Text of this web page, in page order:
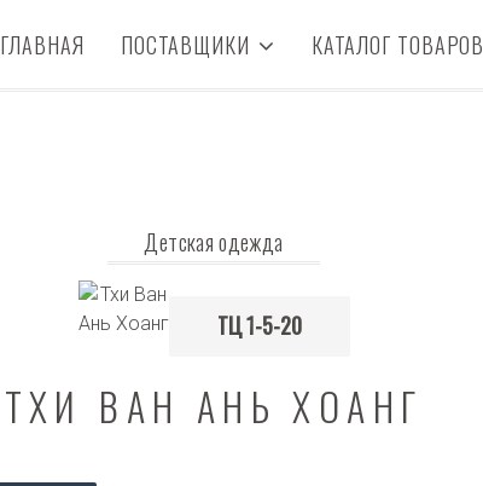
ГЛАВНАЯ ПОСТАВЩИКИ КАТАЛОГ ТОВАРОВ
Детская одежда
ТЦ 1-5-20
ТХИ ВАН АНЬ ХОАНГ